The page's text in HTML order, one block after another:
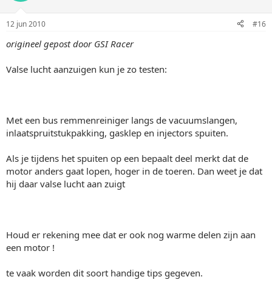
12 jun 2010 #16
origineel gepost door GSI Racer
Valse lucht aanzuigen kun je zo testen:
Met een bus remmenreiniger langs de vacuumslangen,
inlaatspruitstukpakking, gasklep en injectors spuiten.
Als je tijdens het spuiten op een bepaalt deel merkt dat de
motor anders gaat lopen, hoger in de toeren. Dan weet je dat
hij daar valse lucht aan zuigt
Houd er rekening mee dat er ook nog warme delen zijn aan
een motor !
te vaak worden dit soort handige tips gegeven.